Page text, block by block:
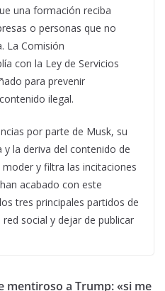
una formación reciba
o personas que no
La Comisión
con la Ley de Servicios
para prevenir
ilegal.
por parte de Musk, su
la deriva del contenido de
y filtra las incitaciones
acabado con este
tres principales partidos de
social y dejar de publicar
mentiroso a Trump: «si me